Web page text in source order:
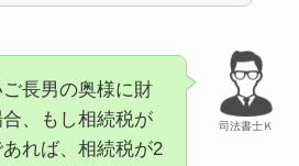
司法書士Ｋ
長男の奥様に財
、もし相続税が
れば、相続税が2